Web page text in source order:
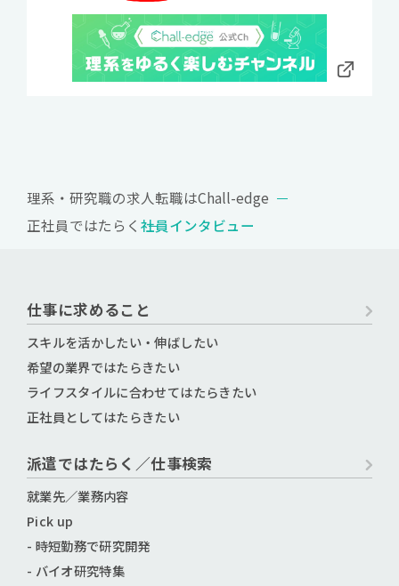
理系・研究職の求人転職はChall-edge
正社員ではたらく 社員インタビュー
仕事に求めること
スキルを活かしたい・伸ばしたい
希望の業界ではたらきたい
ライフスタイルに合わせてはたらきたい
正社員としてはたらきたい
派遣ではたらく／仕事検索
就業先／業務内容
Pick up
- 時短勤務で研究開発
- バイオ研究特集